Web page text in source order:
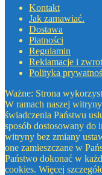
Kontakt
Jak zamawiać.
Dostawa
Płatności
Regulamin
Reklamacje i
Polityka
Ważne: Strona
W ramach naszej
świadczenia Państwu
sposób dostosowany do
witryny bez zmiany
one zamieszczane w
Państwo dokonać w
cookies. Więcej